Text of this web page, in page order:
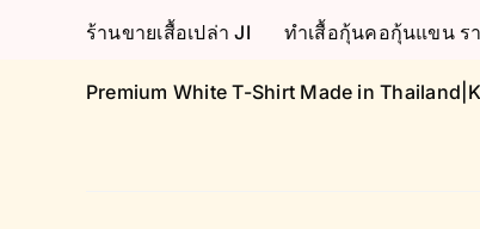
ร้านขายเสื้อเปล่า JI ทำเสื้อกุ้นคอกุ้นแขน
Premium White T-Shirt Made in